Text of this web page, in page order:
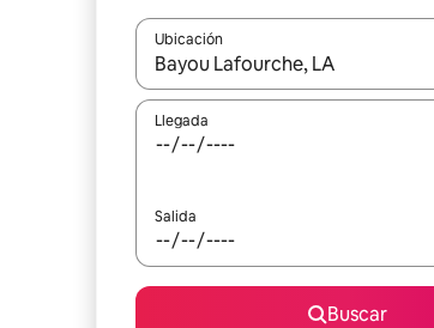
Ubicación
Cuando los resultados estén
Llegada
Salida
Buscar